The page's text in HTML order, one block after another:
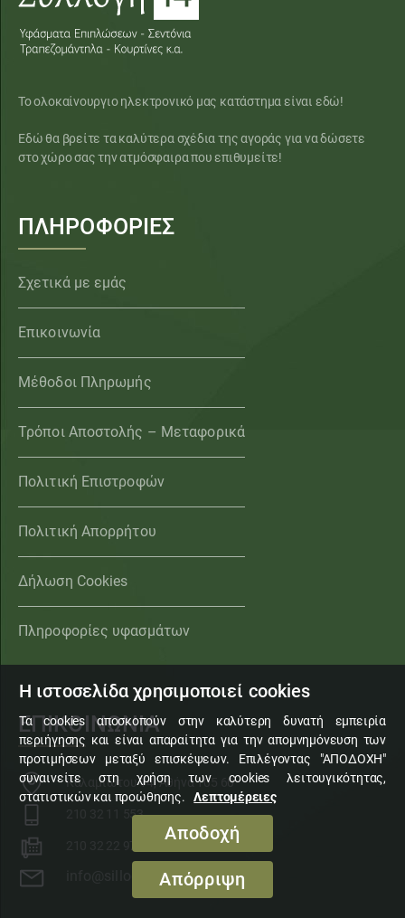
Το ολοκαίνουργιο ηλεκτρονικό μας κατάστημα είναι εδώ!
Εδώ θα βρείτε τα καλύτερα σχέδια της αγοράς για να δώσετε
στο χώρο σας την ατμόσφαιρα που επιθυμείτε!
ΠΛΗΡΟΦΟΡΙΕΣ
Σχετικά με εμάς
Επικοινωνία
Μέθοδοι Πληρωμής
Τρόποι Αποστολής – Μεταφορικά
Πολιτική Επιστροφών
Πολιτική Απορρήτου
Δήλωση Cookies
Πληροφορίες υφασμάτων
ΕΠΙΚΟΙΝΩΝΙΑ
Καλαμιώτου 14, Αθήνα 105 60
210 32 11 553
info@sillogi14.gr
Η ιστοσελίδα χρησιμοποιεί cookies
Τα cookies αποσκοπούν στην καλύτερη δυνατή εμπειρία
περιήγησης και είναι απαραίτητα για την απομνημόνευση των
προτιμήσεων μεταξύ επισκέψεων. Επιλέγοντας "ΑΠΟΔΟΧΗ"
συναινείτε στη χρήση των cookies λειτουγικότητας,
στατιστικών και προώθησης.
Λεπτομέρειες
Αποδοχή
Απόρριψη